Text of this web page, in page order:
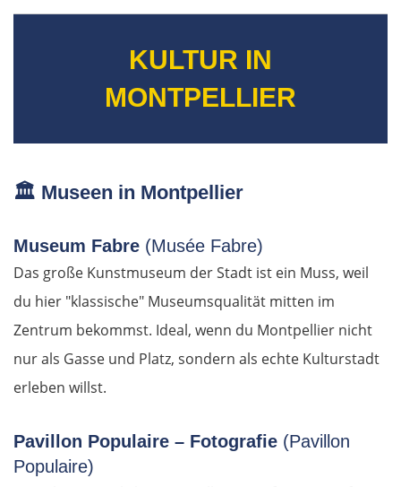
KULTUR IN
MONTPELLIER
🏛️ Museen in Montpellier
Museum Fabre (Musée Fabre)
Das große Kunstmuseum der Stadt ist ein Muss, weil
du hier "klassische" Museumsqualität mitten im
Zentrum bekommst. Ideal, wenn du Montpellier nicht
nur als Gasse und Platz, sondern als echte Kulturstadt
erleben willst.
Pavillon Populaire – Fotografie (Pavillon
Populaire)